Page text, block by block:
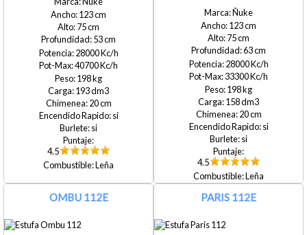
Fundición
de Hierro
Panadero
Vule
M&p -
Fundición
de Hierro
Tas Eme a
Tipo
Hogar p/
Eficiencia
123
75
53
28000
40700
198
193
20
si
si
4.5
Leña
Ñuke
123
75
63
28000
33300
198
158
20
si
si
4.5
Leña
OMBU 112E PARIS 112E